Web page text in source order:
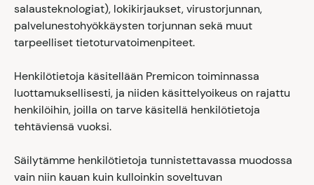
salausteknologiat), lokikirjaukset, virustorjunnan,
palvelunestohyökkäysten torjunnan sekä muut
tarpeelliset tietoturvatoimenpiteet.
Henkilötietoja käsitellään Premicon toiminnassa
luottamuksellisesti, ja niiden käsittelyoikeus on rajattu
henkilöihin, joilla on tarve käsitellä henkilötietoja
tehtäviensä vuoksi.
Säilytämme henkilötietoja tunnistettavassa muodossa
vain niin kauan kuin kulloinkin soveltuvan